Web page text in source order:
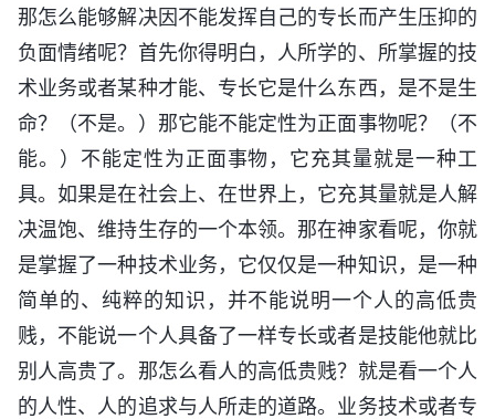
那怎么能够解决因不能发挥自己的专长而产生压抑的
负面情绪呢？首先你得明白，人所学的、所掌握的技
术业务或者某种才能、专长它是什么东西，是不是生
命？（不是。）那它能不能定性为正面事物呢？（不
能。）不能定性为正面事物，它充其量就是一种工
具。如果是在社会上、在世界上，它充其量就是人解
决温饱、维持生存的一个本领。那在神家看呢，你就
是掌握了一种技术业务，它仅仅是一种知识，是一种
简单的、纯粹的知识，并不能说明一个人的高低贵
贱，不能说一个人具备了一样专长或者是技能他就比
别人高贵了。那怎么看人的高低贵贱？就是看一个人
的人性、人的追求与人所走的道路。业务技术或者专